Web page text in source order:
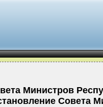
Министров
Совета